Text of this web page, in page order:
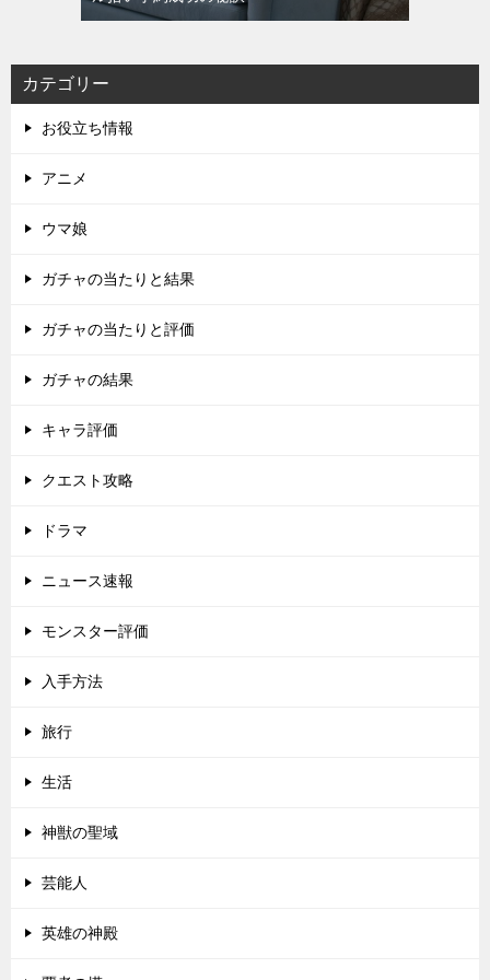
カテゴリー
お役立ち情報
アニメ
ウマ娘
ガチャの当たりと結果
ガチャの当たりと評価
ガチャの結果
キャラ評価
クエスト攻略
ドラマ
ニュース速報
モンスター評価
入手方法
旅行
生活
神獣の聖域
芸能人
英雄の神殿